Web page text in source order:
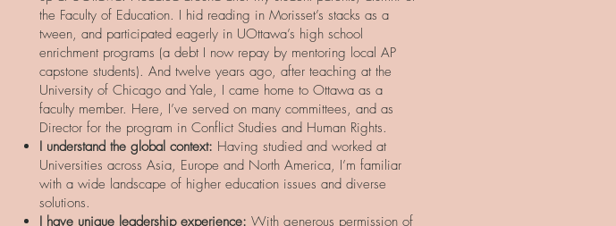
the Faculty of Education. I hid reading in Morisset’s stacks as a
tween, and participated eagerly in UOttawa’s high school
enrichment programs (a debt I now repay by mentoring local AP
capstone students). And twelve years ago, after teaching at the
University of Chicago and Yale, I came home to Ottawa as a
faculty member. Here, I’ve served on many committees, and as
Director for the program in Conflict Studies and Human Rights.
I understand the global context: Having studied and worked at
Universities across Asia, Europe and North America, I’m familiar
with a wide landscape of higher education issues and diverse
solutions.
I have unique leadership experience: With generous permission of